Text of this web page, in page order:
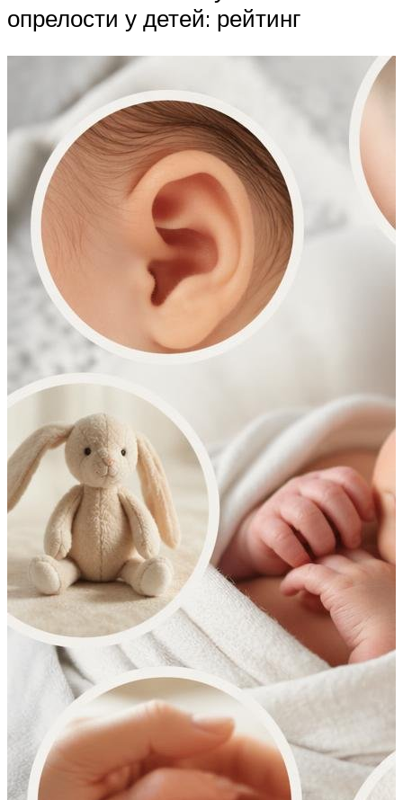
опрелости у детей: рейтинг